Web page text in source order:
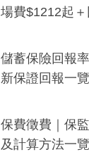
場費$1212起
儲蓄保險回報
新保證回報一
保費徵費｜保
及計算方法一覽